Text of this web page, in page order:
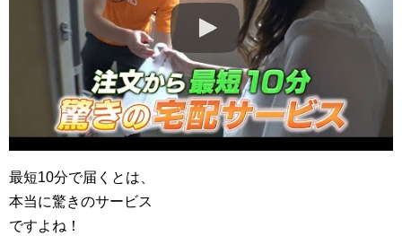
最短10分で届くとは、
本当に驚きのサービス
ですよね！